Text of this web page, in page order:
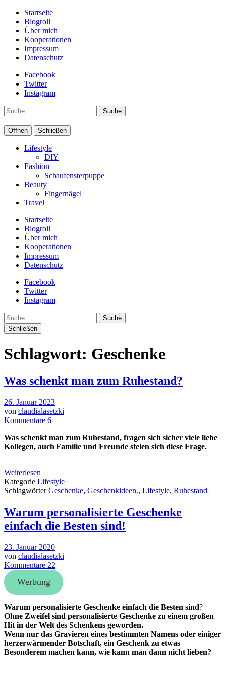
Startseite
Blogroll
Über mich
Kooperationen
Impressum
Datenschutz
Facebook
Twitter
Instagram
Suche
Öffnen Schließen
Lifestyle
DIY
Fashion
Schaufensterpuppe
Beauty
Fingernägel
Travel
Startseite
Blogroll
Über mich
Kooperationen
Impressum
Datenschutz
Facebook
Twitter
Instagram
Suche
Schließen
Schlagwort: Geschenke
Was schenkt man zum Ruhestand?
26. Januar 2023
von claudialasetzki
Kommentare 6
Was schenkt man zum Ruhestand, fragen sich sicher viele liebe
Kollegen, auch Familie und Freunde stelen sich diese Frage.
Weiterlesen
Kategorie Lifestyle
SchlagwörterGeschenke, Geschenkideen., Lifestyle, Ruhestand
Warum personalisierte Geschenke
einfach die Besten sind!
23. Januar 2020
von claudialasetzki
Kommentare 22
Werbung
Warum personalisierte Geschenke einfach die Besten sind?
Ohne Zweifel sind personalisierte Geschenke zu einem großen
Hit in der Welt des Schenkens geworden.
Wenn nur das Gravieren eines bestimmten Namens oder einiger
herzerwärmender Botschaft, ein Geschenk zu etwas
Besonderem machen kann, wie kann man dann nicht lieben?